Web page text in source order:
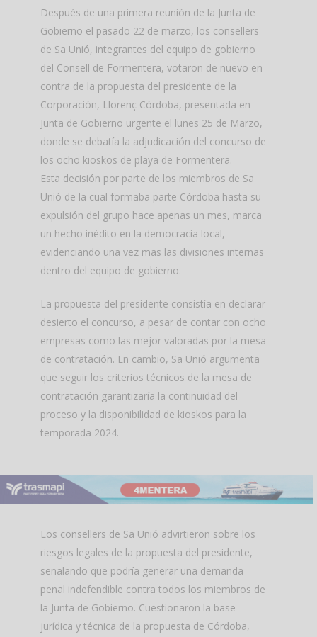
Después de una primera reunión de la Junta de
Gobierno el pasado 22 de marzo, los consellers
de Sa Unió, integrantes del equipo de gobierno
del Consell de Formentera, votaron de nuevo en
contra de la propuesta del presidente de la
Corporación, Llorenç Córdoba, presentada en
Junta de Gobierno urgente el lunes 25 de Marzo,
donde se debatía la adjudicación del concurso de
los ocho kioskos de playa de Formentera.
Esta decisión por parte de los miembros de Sa
Unió de la cual formaba parte Córdoba hasta su
expulsión del grupo hace apenas un mes, marca
un hecho inédito en la democracia local,
evidenciando una vez mas las divisiones internas
dentro del equipo de gobierno.
La propuesta del presidente consistía en declarar
desierto el concurso, a pesar de contar con ocho
empresas como las mejor valoradas por la mesa
de contratación. En cambio, Sa Unió argumenta
que seguir los criterios técnicos de la mesa de
contratación garantizaría la continuidad del
proceso y la disponibilidad de kioskos para la
temporada 2024.
Los consellers de Sa Unió advirtieron sobre los
riesgos legales de la propuesta del presidente,
señalando que podría generar una demanda
penal indefendible contra todos los miembros de
la Junta de Gobierno. Cuestionaron la base
jurídica y técnica de la propuesta de Córdoba,